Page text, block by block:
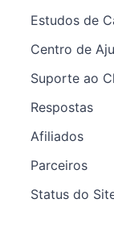
Estudos de
Centro de
Suporte ao
Respostas
Afiliados
Parceiros
Status do